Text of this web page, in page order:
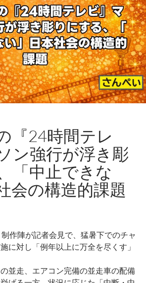
『24時間テレ
ン強行が浮き彫
「中止できな
会の構造的課題
制作陣が記者会見で、猛暑下でのチャ
に対し「例年以上に万全を尽くす」
並走、エアコン完備の並走車の配備